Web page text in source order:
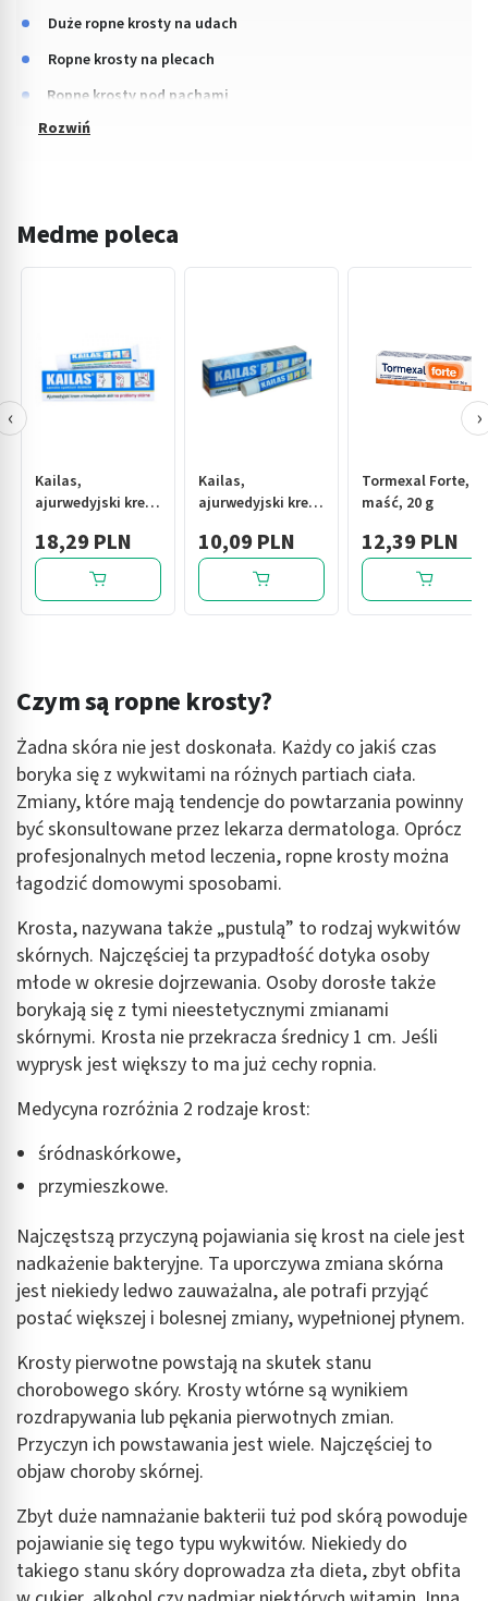
Duże ropne krosty na udach
Ropne krosty na plecach
Ropne krosty pod pachami
Medme poleca
Kailas,
ajurwedyjski krem
ziół na problemy
skórne, 20 g
18,29 PLN
Kailas,
ajurwedyjski krem
ziół na skórne
problemy, 8 g
10,09 PLN
Tormexal Forte,
maść, 20 g
12,39 PLN
‹ ›
Czym są ropne krosty?
Żadna skóra nie jest doskonała. Każdy co jakiś czas
boryka się z wykwitami na różnych partiach ciała.
Zmiany, które mają tendencje do powtarzania powinny
być skonsultowane przez lekarza dermatologa. Oprócz
profesjonalnych metod leczenia, ropne krosty można
łagodzić domowymi sposobami.
Krosta, nazywana także „pustulą” to rodzaj wykwitów
skórnych. Najczęściej ta przypadłość dotyka osoby
młode w okresie dojrzewania. Osoby dorosłe także
borykają się z tymi nieestetycznymi zmianami
skórnymi. Krosta nie przekracza średnicy 1 cm. Jeśli
wyprysk jest większy to ma już cechy ropnia.
Medycyna rozróżnia 2 rodzaje krost:
śródnaskórkowe,
przymieszkowe.
Najczęstszą przyczyną pojawiania się krost na ciele jest
nadkażenie bakteryjne. Ta uporczywa zmiana skórna
jest niekiedy ledwo zauważalna, ale potrafi przyjąć
postać większej i bolesnej zmiany, wypełnionej płynem.
Krosty pierwotne powstają na skutek stanu
chorobowego skóry. Krosty wtórne są wynikiem
rozdrapywania lub pękania pierwotnych zmian.
Przyczyn ich powstawania jest wiele. Najczęściej to
objaw choroby skórnej.
Zbyt duże namnażanie bakterii tuż pod skórą powoduje
pojawianie się tego typu wykwitów. Niekiedy do
takiego stanu skóry doprowadza zła dieta, zbyt obfita